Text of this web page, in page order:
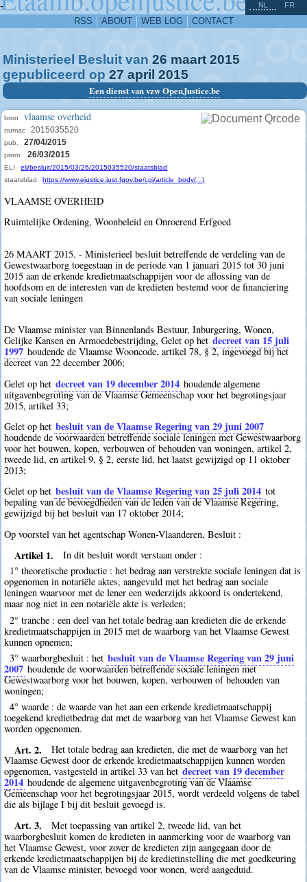
-
RSS ABOUT WEB LOG CONTACT
NL FR
Ministerieel Besluit van 26 maart 2015
gepubliceerd op 27 april 2015
Een dienst van vzw OpenJustice.be
bron vlaamse overheid
numac 2015035520
pub. 27/04/2015
prom. 26/03/2015
ELI
eli/besluit/2015/03/26/2015035520/staatsblad
staatsblad
https://www.ejustice.just.fgov.be/cgi/article_body(...)
VLAAMSE OVERHEID
Ruimtelijke Ordening, Woonbeleid en Onroerend Erfgoed
26 MAART 2015. - Ministerieel besluit betreffende de verdeling van de
Gewestwaarborg toegestaan in de periode van 1 januari 2015 tot 30 juni
2015 aan de erkende kredietmaatschappijen voor de aflossing van de
hoofdsom en de interesten van de kredieten bestemd voor de financiering
van sociale leningen
De Vlaamse minister van Binnenlands Bestuur, Inburgering, Wonen,
Gelijke Kansen en Armoedebestrijding, Gelet op het decreet van 15 juli
1997 houdende de Vlaamse Wooncode, artikel 78, § 2, ingevoegd bij het
decreet van 22 december 2006;
Gelet op het decreet van 19 december 2014 houdende algemene
uitgavenbegroting van de Vlaamse Gemeenschap voor het begrotingsjaar
2015, artikel 33;
Gelet op het besluit van de Vlaamse Regering van 29 juni 2007
houdende de voorwaarden betreffende sociale leningen met Gewestwaarborg
voor het bouwen, kopen, verbouwen of behouden van woningen, artikel 2,
tweede lid, en artikel 9, § 2, eerste lid, het laatst gewijzigd op 11 oktober
2013;
Gelet op het besluit van de Vlaamse Regering van 25 juli 2014 tot
bepaling van de bevoegdheden van de leden van de Vlaamse Regering,
gewijzigd bij het besluit van 17 oktober 2014;
Op voorstel van het agentschap Wonen-Vlaanderen, Besluit :
Artikel 1.
In dit besluit wordt verstaan onder :
1° theoretische productie : het bedrag aan verstrekte sociale leningen dat is
opgenomen in notariële aktes, aangevuld met het bedrag aan sociale
leningen waarvoor met de lener een wederzijds akkoord is ondertekend,
maar nog niet in een notariële akte is verleden;
2° tranche : een deel van het totale bedrag aan kredieten die de erkende
kredietmaatschappijen in 2015 met de waarborg van het Vlaamse Gewest
kunnen opnemen;
3° waarborgbesluit : het besluit van de Vlaamse Regering van 29 juni
2007 houdende de voorwaarden betreffende sociale leningen met
Gewestwaarborg voor het bouwen, kopen, verbouwen of behouden van
woningen;
4° waarde : de waarde van het aan een erkende kredietmaatschappij
toegekend kredietbedrag dat met de waarborg van het Vlaamse Gewest kan
worden opgenomen.
Art. 2.
Het totale bedrag aan kredieten, die met de waarborg van het
Vlaamse Gewest door de erkende kredietmaatschappijen kunnen worden
opgenomen, vastgesteld in artikel 33 van het decreet van 19 december
2014 houdende de algemene uitgavenbegroting van de Vlaamse
Gemeenschap voor het begrotingsjaar 2015, wordt verdeeld volgens de tabel
die als bijlage I bij dit besluit gevoegd is.
Art. 3.
Met toepassing van artikel 2, tweede lid, van het
waarborgbesluit komen de kredieten in aanmerking voor de waarborg van
het Vlaamse Gewest, voor zover de kredieten zijn aangegaan door de
erkende kredietmaatschappijen bij de kredietinstelling die met goedkeuring
van de Vlaamse minister, bevoegd voor wonen, werd aangeduid.
^